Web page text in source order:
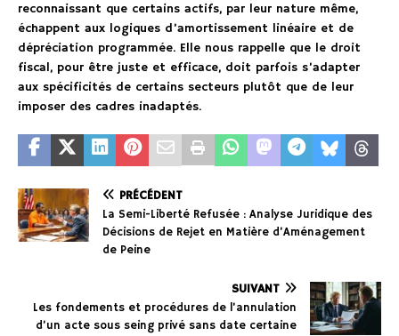
reconnaissant que certains actifs, par leur nature même,
échappent aux logiques d’amortissement linéaire et de
dépréciation programmée. Elle nous rappelle que le droit
fiscal, pour être juste et efficace, doit parfois s’adapter
aux spécificités de certains secteurs plutôt que de leur
imposer des cadres inadaptés.
PRÉCÉDENT
La Semi-Liberté Refusée : Analyse Juridique des
Décisions de Rejet en Matière d’Aménagement
de Peine
SUIVANT
Les fondements et procédures de l’annulation
d’un acte sous seing privé sans date certaine